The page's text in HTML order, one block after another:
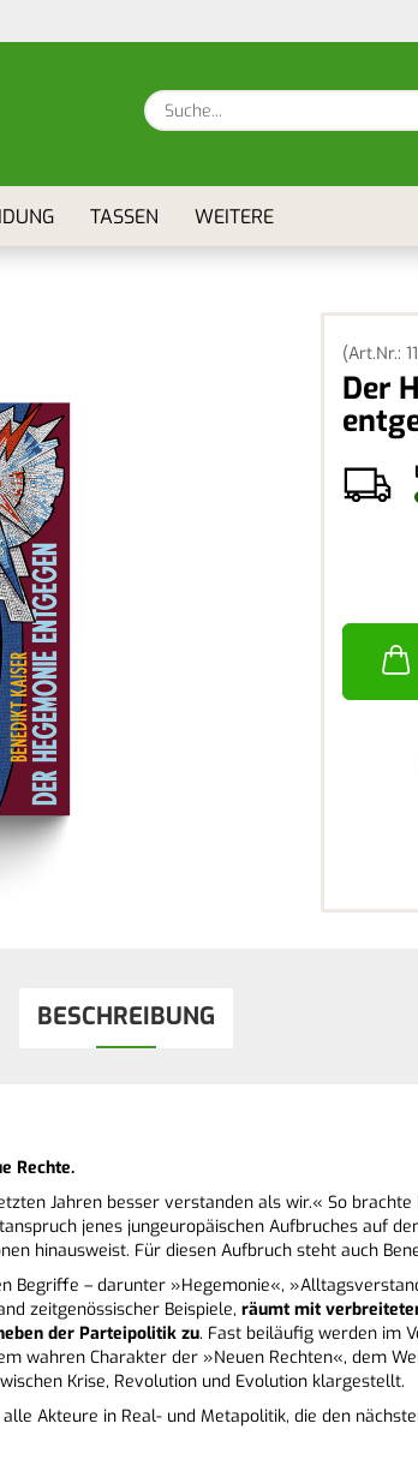
Konto
TASSEN WEITERE
(Art.Nr.:
Der
BESCHREIBUNG
Rechte.
Jahren besser verstanden als wir.« So brachte
jenes jungeuropäischen Aufbruches auf
hinausweist. Für diesen Aufbruch steht auch
Begriffe – darunter »Hegemonie«,
zeitgenössischer Beispiele, räumt mit
der Parteipolitik zu. Fast beiläufig werden im
wahren Charakter der »Neuen Rechten«, dem
Krise, Revolution und Evolution klargestellt.
Akteure in Real- und Metapolitik, die den